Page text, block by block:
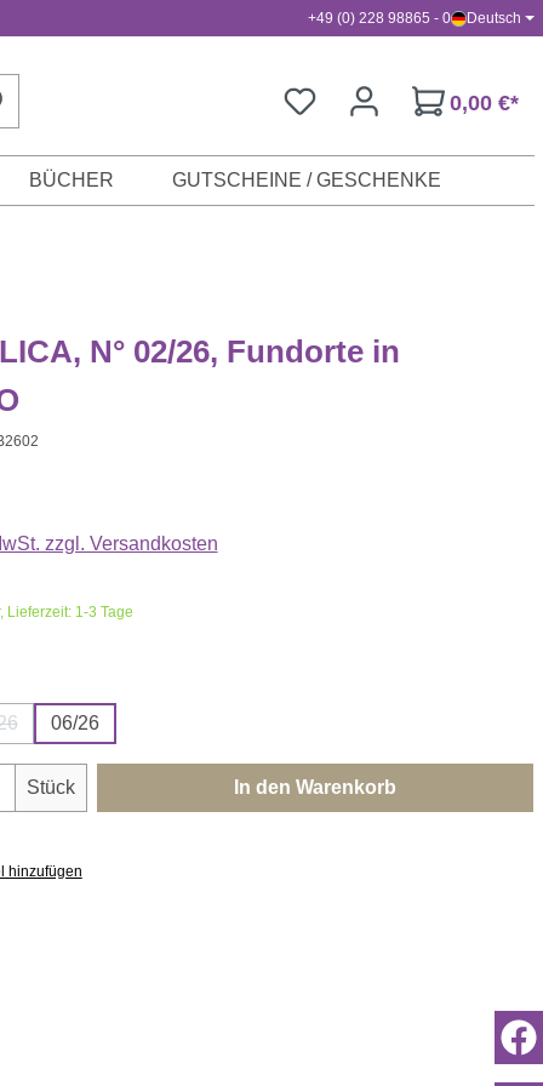
+49 (0) 228 98865 - 0 Deutsch
0,00 €*
BÜCHER GUTSCHEINE / GESCHENKE
N° 02/26, Fundorte in
zzgl. Versandkosten
Lieferzeit: 1-3 Tage
(Diese Option ist zurzeit nicht verfügbar.)
06/26
Gib den gewünschten Wert ein
Stück In den Warenkorb
hinzufügen